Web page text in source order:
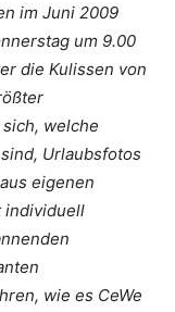
im Juni 2009
um 9.00
die Kulissen von
welche
Urlaubsfotos
eigenen
individuell
wie es CeWe